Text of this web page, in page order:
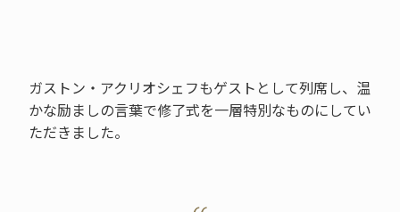
ガストン・アクリオシェフもゲストとして列席し、温
かな励ましの言葉で修了式を一層特別なものにしてい
ただきました。